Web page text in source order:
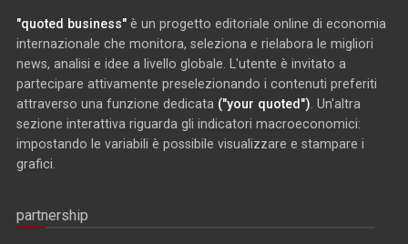
"quoted business" è un progetto editoriale online di economia
internazionale che monitora, seleziona e rielabora le migliori
news, analisi e idee a livello globale. L'utente è invitato a
partecipare attivamente preselezionando i contenuti preferiti
attraverso una funzione dedicata ("your quoted") . Un'altra
sezione interattiva riguarda gli indicatori macroeconomici:
impostando le variabili è possibile visualizzare e stampare i
grafici.
partnership